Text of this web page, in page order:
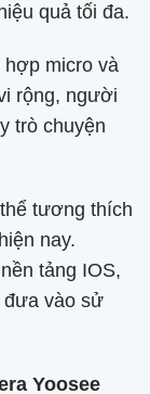
quả tối đa.
micro và
rộng, người
trò chuyện
tương thích
nay.
tảng IOS,
đưa vào sử
Yoosee